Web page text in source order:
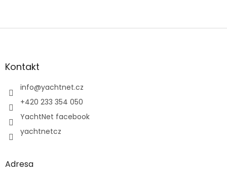
Z
aKontakt
info@yachtnet.cz
+420 233 354 050
YachtNet facebook
yachtnetcz
Adresa